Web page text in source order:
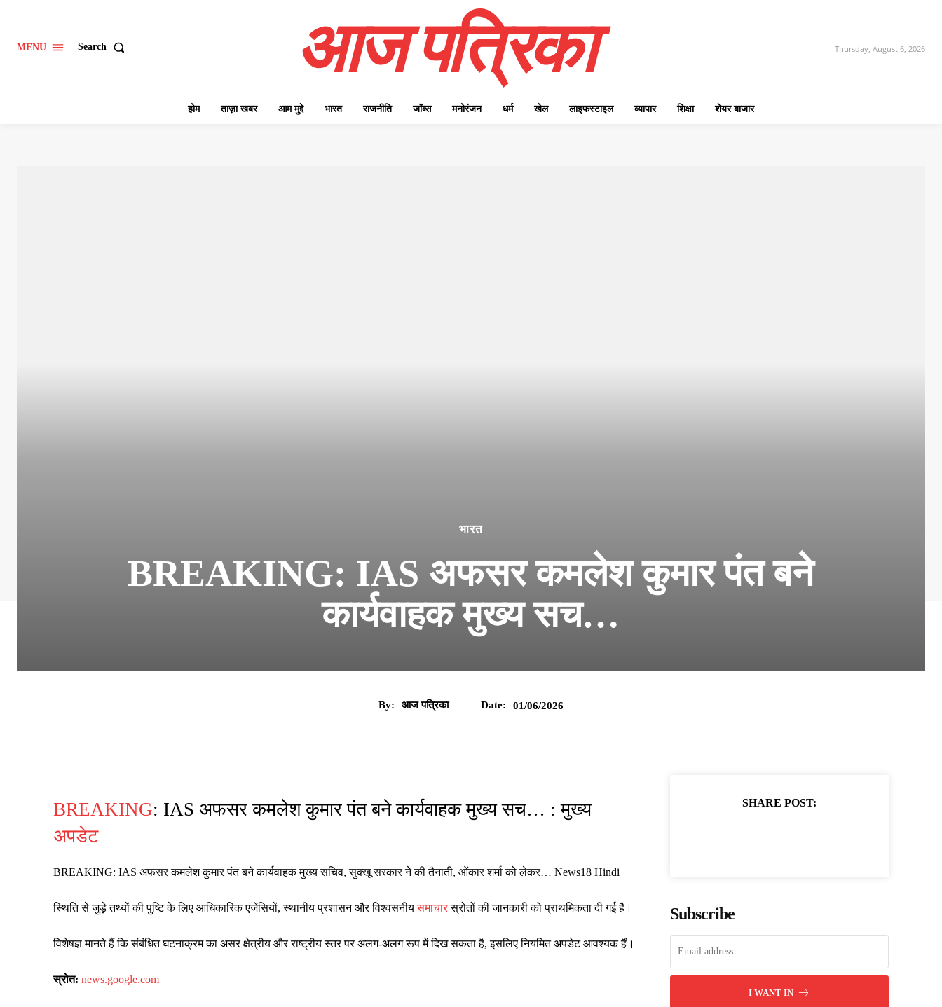
MENU Search आज पत्रिका Thursday, August 6, 2026
होम ताज़ा खबर आम मुद्दे भारत राजनीति जॉब्स मनोरंजन धर्म खेल लाइफस्टाइल व्यापार शिक्षा शेयर बाजार
भारत
BREAKING: IAS अफसर कमलेश कुमार पंत बने
कार्यवाहक मुख्य सच…
By: आज पत्रिका Date: 01/06/2026
BREAKING: IAS अफसर कमलेश कुमार पंत बने कार्यवाहक मुख्य सच… : मुख्य
अपडेट
BREAKING: IAS अफसर कमलेश कुमार पंत बने कार्यवाहक मुख्य सचिव, सुक्खू सरकार ने की तैनाती, ओंकार शर्मा को लेकर… News18 Hindi
स्थिति से जुड़े तथ्यों की पुष्टि के लिए आधिकारिक एजेंसियों, स्थानीय प्रशासन और विश्वसनीयसमाचारस्रोतों की जानकारी को प्राथमिकता दी गई है।
विशेषज्ञ मानते हैं कि संबंधित घटनाक्रम का असर क्षेत्रीय और राष्ट्रीय स्तर पर अलग-अलग रूप में दिख सकता है, इसलिए नियमित अपडेट आवश्यक हैं।
स्रोत: news.google.com
SHARE POST:
Subscribe
I WANT IN